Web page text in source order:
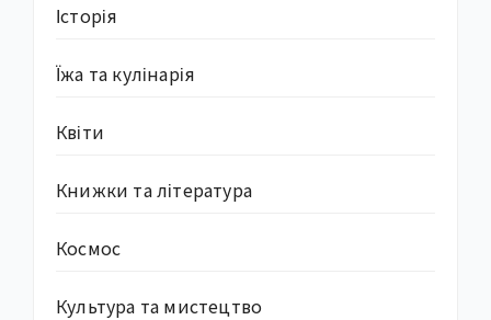
Історія
Їжа та кулінарія
Квіти
Книжки та література
Космос
Культура та мистецтво